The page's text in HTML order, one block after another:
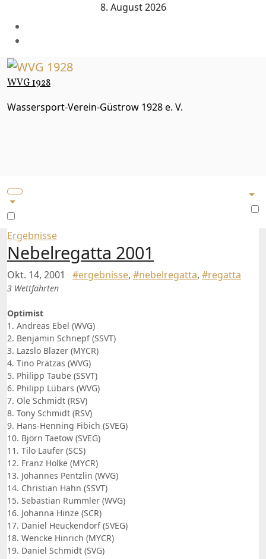
8. August 2026
WVG 1928
Wassersport-Verein-Güstrow 1928 e. V.
Ergebnisse
Nebelregatta 2001
Okt. 14, 2001 #ergebnisse, #nebelregatta, #regatta
3 Wettfahrten
Optimist
1. Andreas Ebel (WVG)
2. Benjamin Schnepf (SSVT)
3. Lazslo Blazer (MYCR)
4. Tino Prätzas (WVG)
5. Philipp Taube (SSVT)
6. Philipp Lübars (WVG)
7. Ole Schmidt (RSV)
8. Tony Schmidt (RSV)
9. Hans-Henning Fibich (SVEG)
10. Björn Taetow (SVEG)
11. Tilo Laufer (SCS)
12. Franz Holke (MYCR)
13. Johannes Pentzlin (WVG)
14. Christian Hahn (SSVT)
15. Sebastian Rummler (WVG)
16. Johanna Hinze (SCR)
17. Daniel Heuckendorf (SVEG)
18. Wencke Hinrich (MYCR)
19. Daniel Schmidt (SVG)